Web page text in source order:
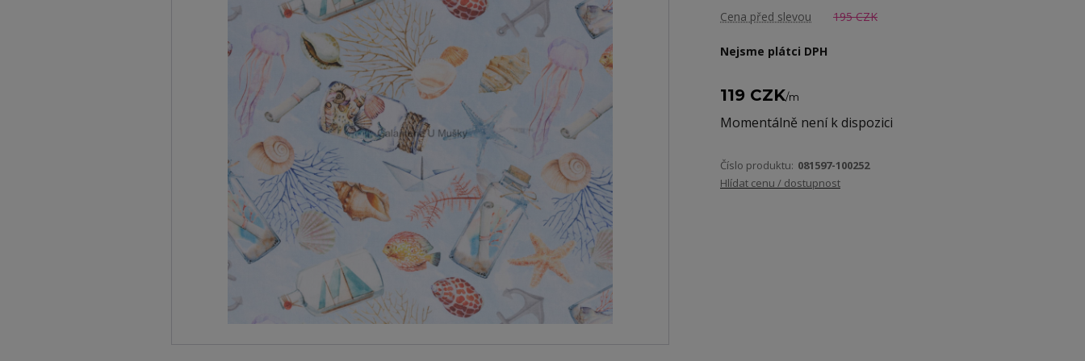
Cena před slevou 195 CZK
Nejsme plátci DPH
119 CZK/m
Momentálně není k dispozici
Číslo produktu: 081597-100252
Hlídat cenu / dostupnost